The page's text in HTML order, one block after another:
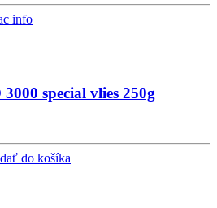
info
special vlies 250g
do košíka